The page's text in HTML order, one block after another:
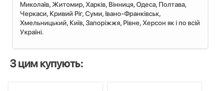
Миколаїв, Житомир, Харків, Вінниця, Одеса, Полтава,
Черкаси, Кривий Ріг, Суми, Івано-Франківськ,
Хмельницький, Київ, Запоріжжя, Рівне, Херсон як і по всій
Україні.
З цим купують: